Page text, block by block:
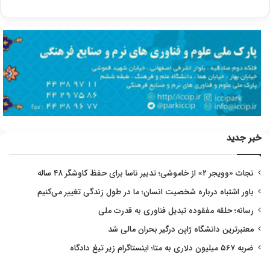
خبر جدید
نجات «وویجر ۲» از خاموشی؛ تدبیر ناسا برای حفظ کاوشگر ۴۸ ساله
باور اشتباه درباره شخصیت انسان؛ ما در طول زندگی تغییر می‌کنیم
رسانه؛ حلقه مفقوده تبدیل فناوری به قدرت ملی
معتبرترین دانشگاه ژاپن درگیر بحران مالی شد
ضربه ۵۶۷ میلیون دلاری به متا؛ اینستاگرام زیر تیغ دادگاه